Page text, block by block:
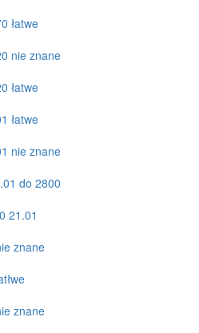
łatwe
nie znane
łatwe
łatwe
nie znane
do 2800
21.01
znane
znane